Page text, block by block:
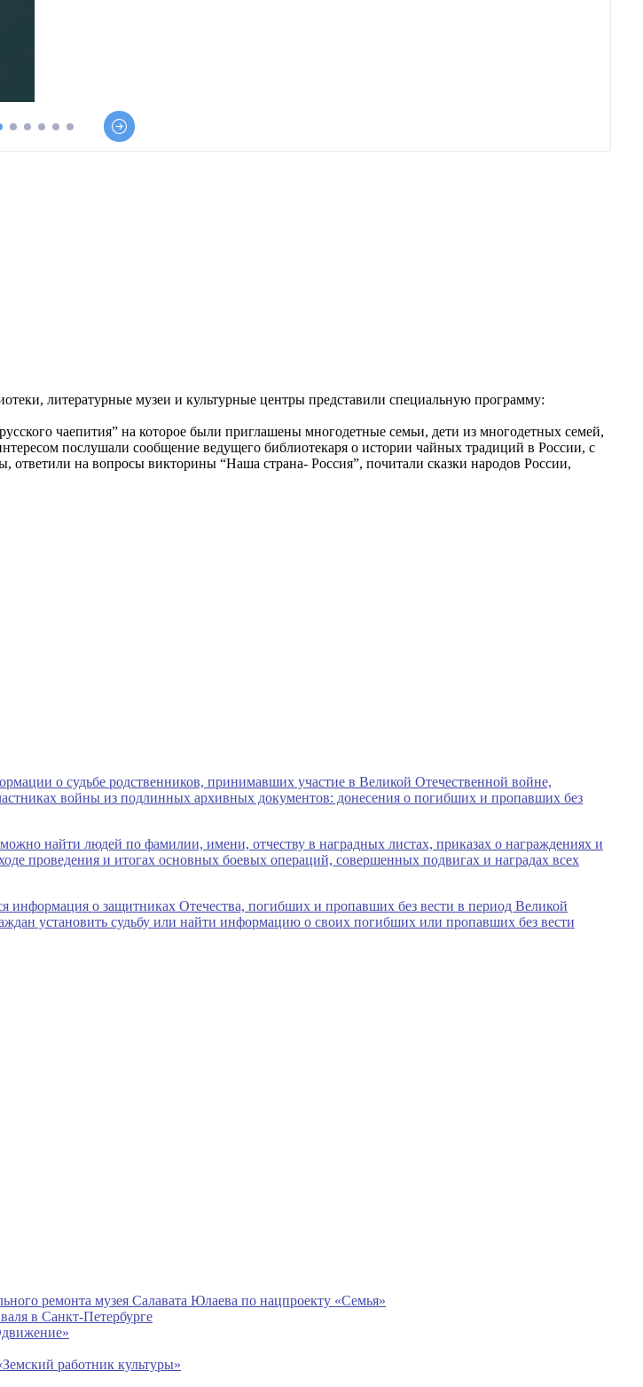
литературные музеи и культурные центры представили специальную программу:
чаепития” на которое были приглашены многодетные семьи, дети из многодетных семей,
послушали сообщение ведущего библиотекаря о истории чайных традиций в России, с
на вопросы викторины “Наша страна- Россия”, почитали сказки народов России,
ремонта музея Салавата Юлаева по нацпроекту «Семья»
в Санкт-Петербурге
работник культуры»